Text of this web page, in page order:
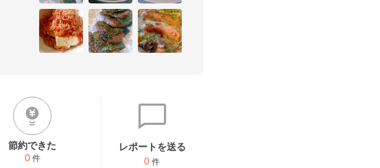
節約できた
0 件
レポートを送る
0 件